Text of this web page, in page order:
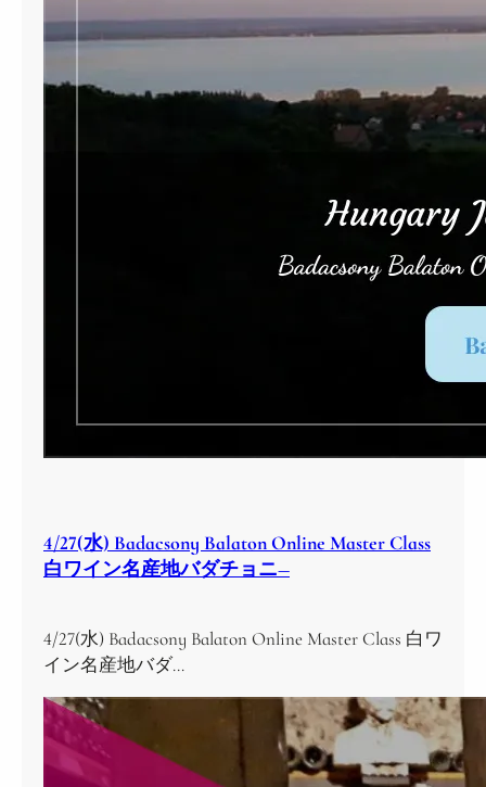
4/27(水) Badacsony Balaton Online Master Class
白ワイン名産地バダチョニ―
4/27(水) Badacsony Balaton Online Master Class 白ワ
イン名産地バダ…